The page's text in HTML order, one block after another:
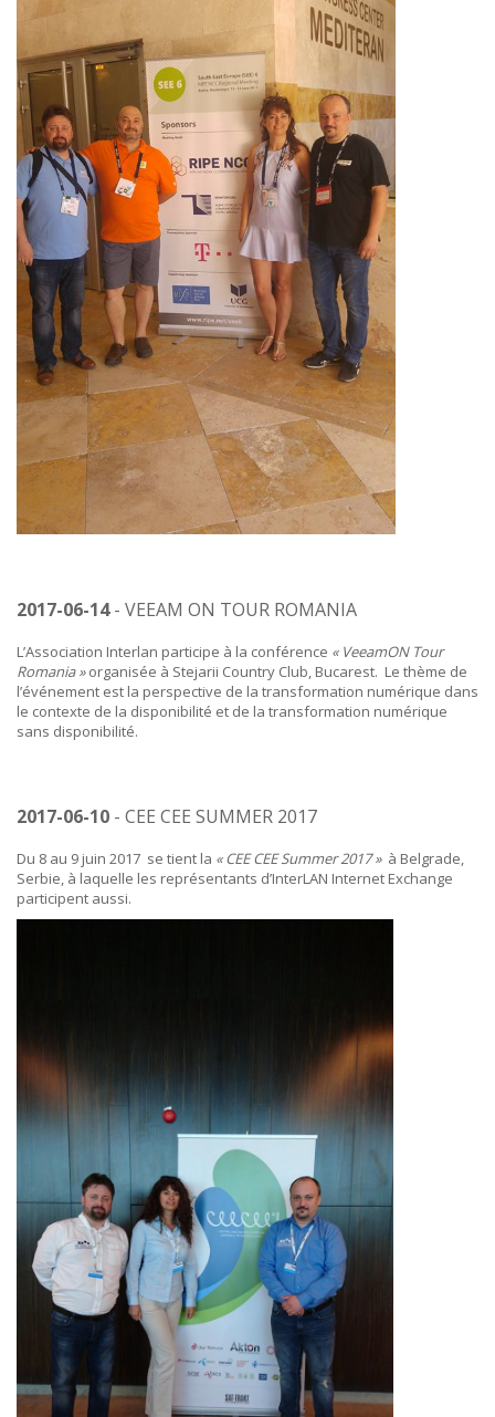
2017-06-14- VEEAM ON TOUR ROMANIA
L’Association Interlan participe à la conférence « VeeamON Tour
Romania »organisée à Stejarii Country Club, Bucarest. Le thème de
l’événement est la perspective de la transformation numérique dans
le contexte de la disponibilité et de la transformation numérique
sans disponibilité.
2017-06-10 - CEE CEE SUMMER 2017
Du 8 au 9 juin 2017 se tient la « CEE CEE Summer 2017 » à Belgrade,
Serbie, à laquelle les représentants d’InterLAN Internet Exchange
participent aussi.